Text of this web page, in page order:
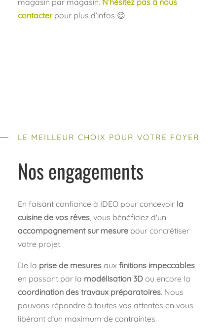
magasin par magasin. N’hésitez pas à nous
contacterpour plus d’infos 😉
LE MEILLEUR CHOIX POUR VOTRE FOYER
Nos engagements
En faisant confiance à IDEO pour concevoir la
cuisine de vos rêves, vous bénéficiez d'un
accompagnement sur mesurepour concrétiser
votre projet.
De la prise de mesuresaux finitions impeccables
en passant par la modélisation 3Dou encore la
coordination des travaux préparatoires. Nous
pouvons répondre à toutes vos attentes en vous
libérant d'un maximum de contraintes.